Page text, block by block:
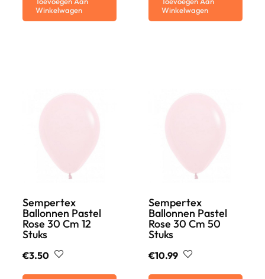
Winkelwagen
Winkelwagen
Sempertex
Ballonnen Pastel
Rose 30 Cm 12
Stuks
€3.50
Sempertex
Ballonnen Pastel
Rose 30 Cm 50
Stuks
€10.99